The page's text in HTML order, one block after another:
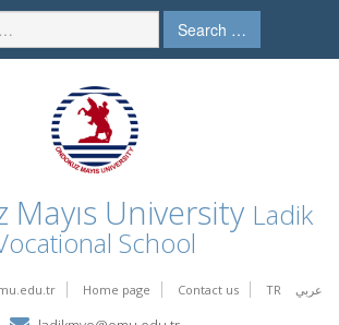
Search …
University Ladik
School
Home page Contact us TR عربي